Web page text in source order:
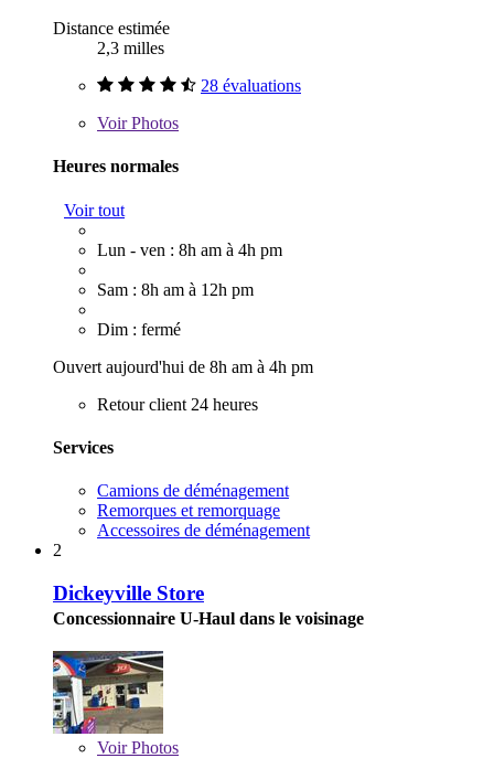
Distance estimée
2,3 milles
28 évaluations
VoirPhotos
Heures normales
Voir tout
Lun - ven : 8h am à 4h pm
Sam : 8h am à 12h pm
Dim : fermé
Ouvert aujourd'hui de 8h am à 4h pm
Retour client 24 heures
Services
Camions de déménagement
Remorques et remorquage
Accessoires de déménagement
2
Dickeyville Store
Concessionnaire U-Haul dans le voisinage
VoirPhotos